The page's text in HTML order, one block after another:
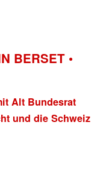
BERSET •
Alt Bundesrat
und die Schweiz